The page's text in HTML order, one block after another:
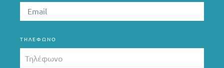
ΤΗΛΈΦΩΝΟ